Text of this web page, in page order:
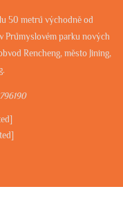
50 metrů východně od
Průmyslovém parku nových
Rencheng, město Jining,